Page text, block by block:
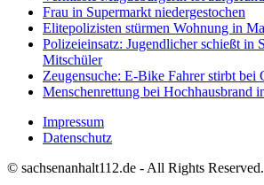
Frau in Supermarkt niedergestochen
Elitepolizisten stürmen Wohnung in
Polizeieinsatz: Jugendlicher schießt in
Mitschüler
Zeugensuche: E-Bike Fahrer stirbt bei
Menschenrettung bei Hochhausbrand
Impressum
Datenschutz
© sachsenanhalt112.de - All Rights Reserved.